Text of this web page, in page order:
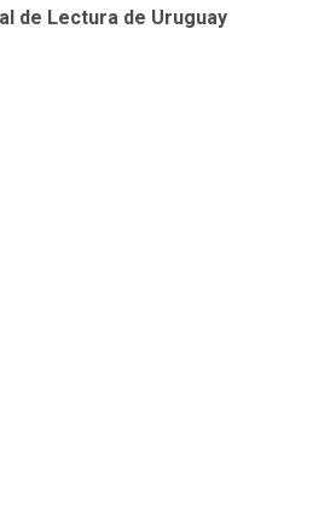
de Lectura de Uruguay